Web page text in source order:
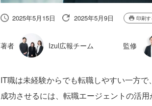
2025年5月15日 2025年5月9日 印刷す
著者 Izul広報チーム 監修
IT職は未経験からでも転職しやすい一方
成功させるには、転職エージェントの活